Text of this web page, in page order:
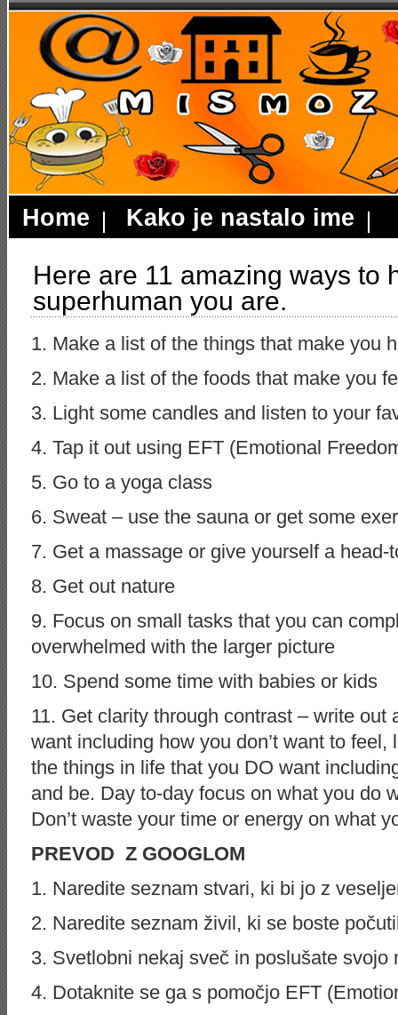
Home Kako je nastalo ime
Here are 11 amazing ways to
superhuman you are.
1. Make a list of the things that make you
2. Make a list of the foods that make you
3. Light some candles and listen to your
4. Tap it out using EFT (Emotional
5. Go to a yoga class
6. Sweat – use the sauna or get some
7. Get a massage or give yourself a
8. Get out nature
9. Focus on small tasks that you can
overwhelmed with the larger picture
10. Spend some time with babies or kids
11. Get clarity through contrast – write out
want including how you don’t want to
the things in life that you DO want
and be. Day to-day focus on what you do
Don’t waste your time or energy on what
PREVOD Z GOOGLOM
1. Naredite seznam stvari, ki bi jo z
2. Naredite seznam živil, ki se boste
3. Svetlobni nekaj sveč in poslušate svojo
4. Dotaknite se ga s pomočjo EFT